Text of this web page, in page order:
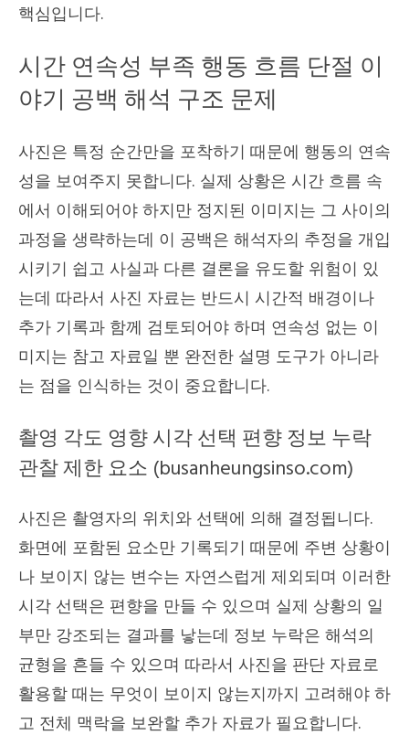
핵심입니다.
시간 연속성 부족 행동 흐름 단절 이
야기 공백 해석 구조 문제
사진은 특정 순간만을 포착하기 때문에 행동의 연속
성을 보여주지 못합니다. 실제 상황은 시간 흐름 속
에서 이해되어야 하지만 정지된 이미지는 그 사이의
과정을 생략하는데 이 공백은 해석자의 추정을 개입
시키기 쉽고 사실과 다른 결론을 유도할 위험이 있
는데 따라서 사진 자료는 반드시 시간적 배경이나
추가 기록과 함께 검토되어야 하며 연속성 없는 이
미지는 참고 자료일 뿐 완전한 설명 도구가 아니라
는 점을 인식하는 것이 중요합니다.
촬영 각도 영향 시각 선택 편향 정보 누락
관찰 제한 요소 (busanheungsinso.com)
사진은 촬영자의 위치와 선택에 의해 결정됩니다.
화면에 포함된 요소만 기록되기 때문에 주변 상황이
나 보이지 않는 변수는 자연스럽게 제외되며 이러한
시각 선택은 편향을 만들 수 있으며 실제 상황의 일
부만 강조되는 결과를 낳는데 정보 누락은 해석의
균형을 흔들 수 있으며 따라서 사진을 판단 자료로
활용할 때는 무엇이 보이지 않는지까지 고려해야 하
고 전체 맥락을 보완할 추가 자료가 필요합니다.